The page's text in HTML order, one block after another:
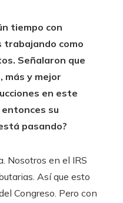
tiempo con
como
. Señalaron que
más y mejor
en este
su
pasando?
Nosotros en el IRS
Así que esto
Congreso. Pero con